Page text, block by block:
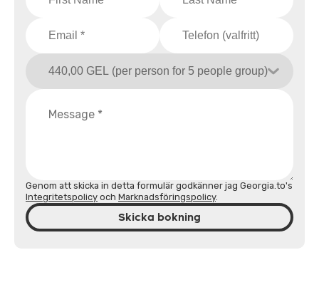
Genom att skicka in detta formulär godkänner jag Georgia.to's
Integritetspolicy och Marknadsföringspolicy.
Skicka bokning